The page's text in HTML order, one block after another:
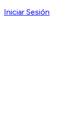
Iniciar Sesión